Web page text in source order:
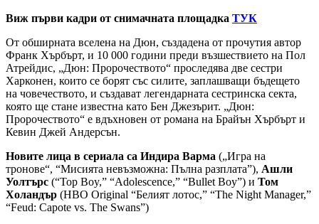
Виж първи кадри от снимачната площадка ТУК
От обширната вселена на Дюн, създадена от прочутия автор
Франк Хърбърт, и 10 000 години преди възшествието на Пол
Атрейдис, „Дюн: Пророчеството“ проследява две сестри
Харконен, които се борят със силите, заплашващи бъдещето
на човечеството, и създават легендарната сестринска секта,
която ще стане известна като Бен Джезърит. „Дюн:
Пророчеството“ е вдъхновен от романа на Брайън Хърбърт и
Кевин Джей Андерсън.
Новите лица в сериала са Индира Варма („Игра на
тронове“, “Мисията невъзможна: Пълна разплата”), Ашли
Уолтърс (“Top Boy,” “Adolescence,” “Bullet Boy”) и Том
Холандър (HBO Original “Белият лотос,” “The Night Manager,”
“Feud: Capote vs. The Swans”)